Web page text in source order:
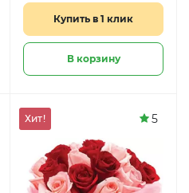
Купить в 1 клик
В корзину
Хит! 5